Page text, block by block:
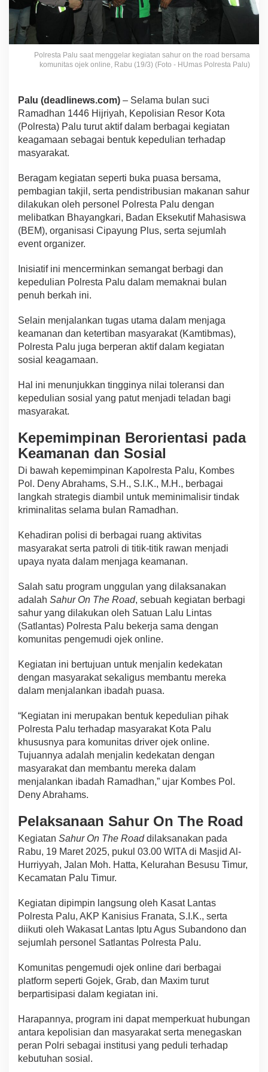
Polresta Palu saat menggelar kegiatan sahur on the road bersama
komunitas ojek online, Rabu (19/3) (Foto - HUmas Polresta Palu)
Palu (deadlinews.com) – Selama bulan suci
Ramadhan 1446 Hijriyah, Kepolisian Resor Kota
(Polresta) Palu turut aktif dalam berbagai kegiatan
keagamaan sebagai bentuk kepedulian terhadap
masyarakat.
Beragam kegiatan seperti buka puasa bersama,
pembagian takjil, serta pendistribusian makanan sahur
dilakukan oleh personel Polresta Palu dengan
melibatkan Bhayangkari, Badan Eksekutif Mahasiswa
(BEM), organisasi Cipayung Plus, serta sejumlah
event organizer.
Inisiatif ini mencerminkan semangat berbagi dan
kepedulian Polresta Palu dalam memaknai bulan
penuh berkah ini.
Selain menjalankan tugas utama dalam menjaga
keamanan dan ketertiban masyarakat (Kamtibmas),
Polresta Palu juga berperan aktif dalam kegiatan
sosial keagamaan.
Hal ini menunjukkan tingginya nilai toleransi dan
kepedulian sosial yang patut menjadi teladan bagi
masyarakat.
Kepemimpinan Berorientasi pada
Keamanan dan Sosial
Di bawah kepemimpinan Kapolresta Palu, Kombes
Pol. Deny Abrahams, S.H., S.I.K., M.H., berbagai
langkah strategis diambil untuk meminimalisir tindak
kriminalitas selama bulan Ramadhan.
Kehadiran polisi di berbagai ruang aktivitas
masyarakat serta patroli di titik-titik rawan menjadi
upaya nyata dalam menjaga keamanan.
Salah satu program unggulan yang dilaksanakan
adalah Sahur On The Road, sebuah kegiatan berbagi
sahur yang dilakukan oleh Satuan Lalu Lintas
(Satlantas) Polresta Palu bekerja sama dengan
komunitas pengemudi ojek online.
Kegiatan ini bertujuan untuk menjalin kedekatan
dengan masyarakat sekaligus membantu mereka
dalam menjalankan ibadah puasa.
“Kegiatan ini merupakan bentuk kepedulian pihak
Polresta Palu terhadap masyarakat Kota Palu
khususnya para komunitas driver ojek online.
Tujuannya adalah menjalin kedekatan dengan
masyarakat dan membantu mereka dalam
menjalankan ibadah Ramadhan,” ujar Kombes Pol.
Deny Abrahams.
Pelaksanaan Sahur On The Road
Kegiatan Sahur On The Roaddilaksanakan pada
Rabu, 19 Maret 2025, pukul 03.00 WITA di Masjid Al-
Hurriyyah, Jalan Moh. Hatta, Kelurahan Besusu Timur,
Kecamatan Palu Timur.
Kegiatan dipimpin langsung oleh Kasat Lantas
Polresta Palu, AKP Kanisius Franata, S.I.K., serta
diikuti oleh Wakasat Lantas Iptu Agus Subandono dan
sejumlah personel Satlantas Polresta Palu.
Komunitas pengemudi ojek online dari berbagai
platform seperti Gojek, Grab, dan Maxim turut
berpartisipasi dalam kegiatan ini.
Harapannya, program ini dapat memperkuat hubungan
antara kepolisian dan masyarakat serta menegaskan
peran Polri sebagai institusi yang peduli terhadap
kebutuhan sosial.